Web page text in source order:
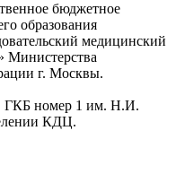
бюджетное
образования
медицинский
Министерства
г. Москвы.
ГКБ номер 1 им. Н.И.
КДЦ.